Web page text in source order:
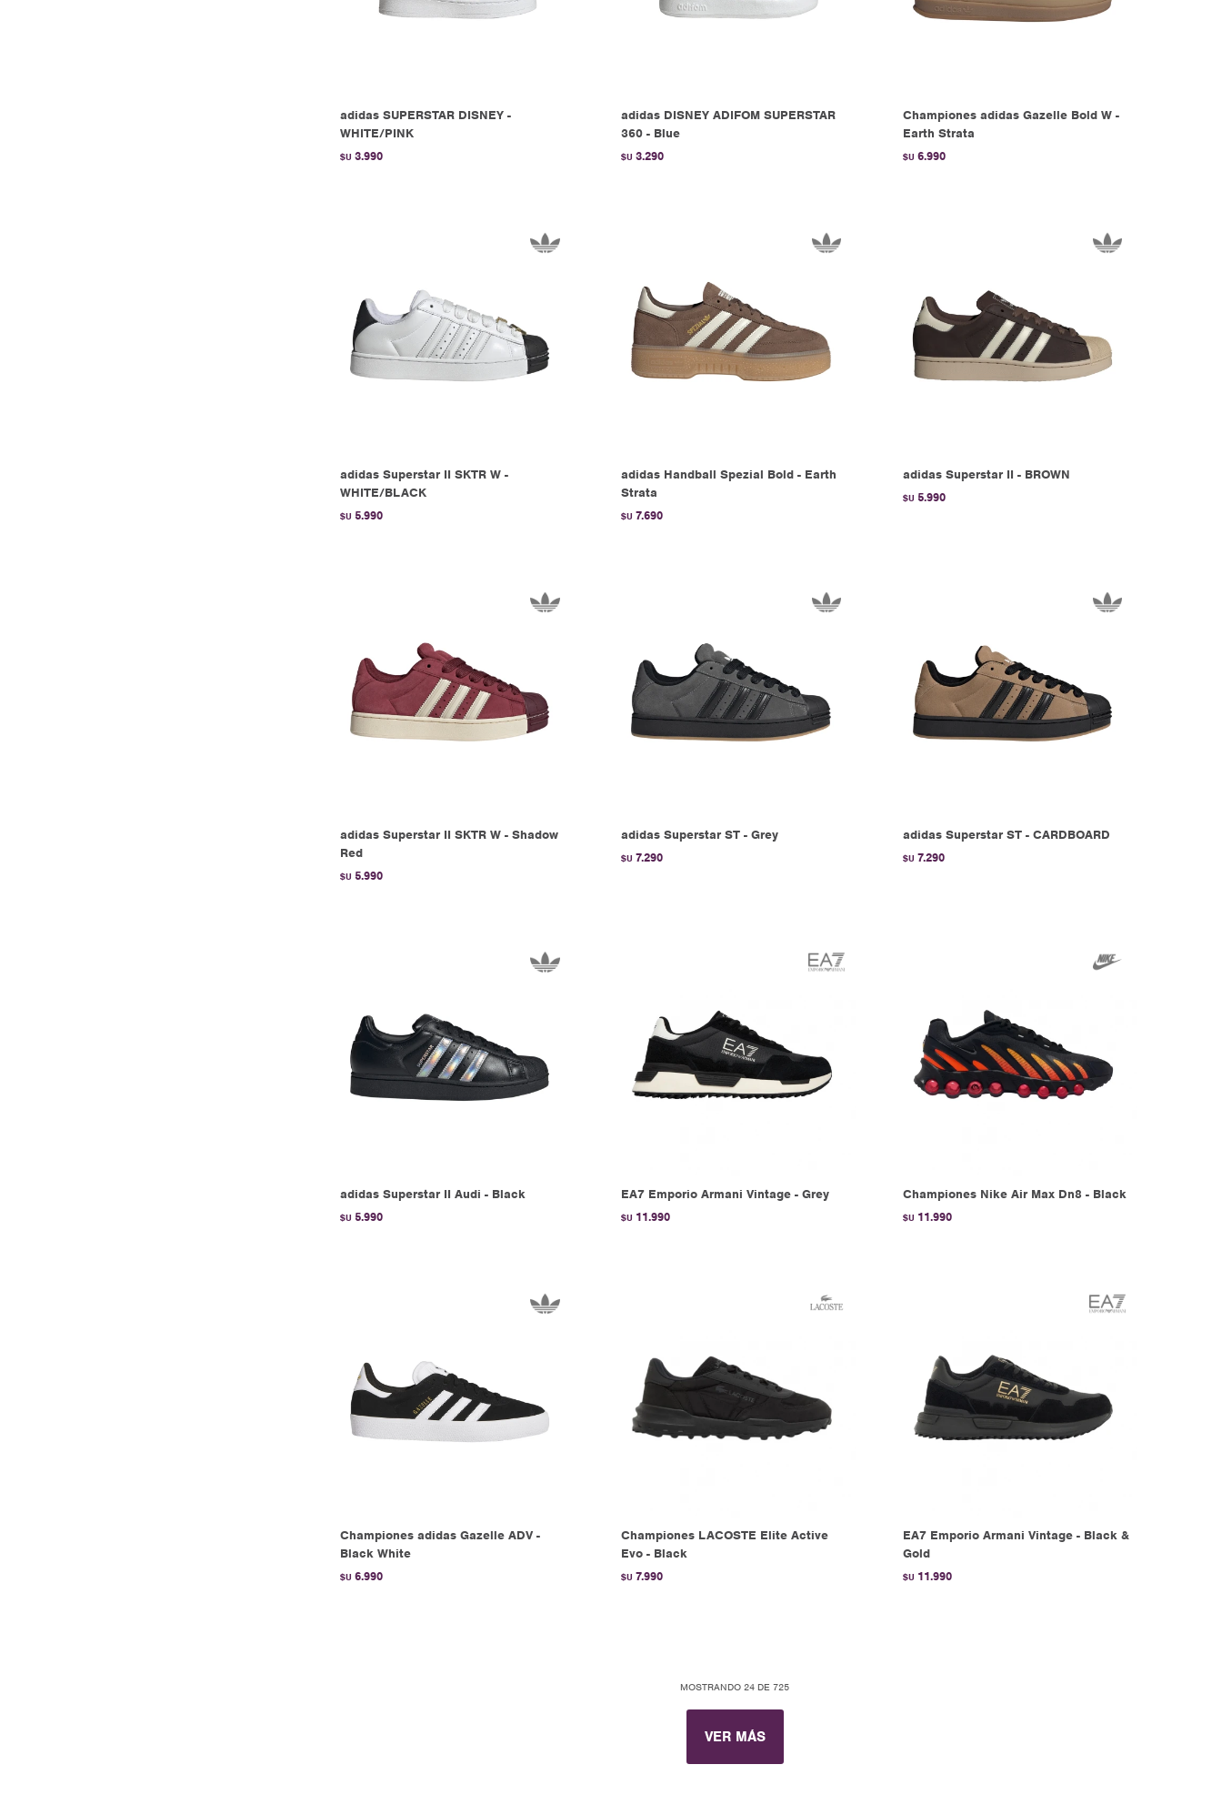
adidas SUPERSTAR DISNEY -
WHITE/PINK
$U 3.990
adidas DISNEY ADIFOM SUPERSTAR
360 - Blue
$U 3.290
Championes adidas Gazelle Bold W -
Earth Strata
$U 6.990
adidas Superstar II SKTR W -
WHITE/BLACK
$U 5.990
adidas Handball Spezial Bold - Earth
Strata
$U 7.690
adidas Superstar II - BROWN
$U 5.990
adidas Superstar II SKTR W - Shadow
Red
$U 5.990
adidas Superstar ST - Grey
$U 7.290
adidas Superstar ST - CARDBOARD
$U 7.290
adidas Superstar II Audi - Black
$U 5.990
EA7 Emporio Armani Vintage - Grey
$U 11.990
Championes Nike Air Max Dn8 - Black
$U 11.990
Championes adidas Gazelle ADV -
Black White
$U 6.990
Championes LACOSTE Elite Active
Evo - Black
$U 7.990
EA7 Emporio Armani Vintage - Black &
Gold
$U 11.990
MOSTRANDO 24 DE 725
VER MÁS